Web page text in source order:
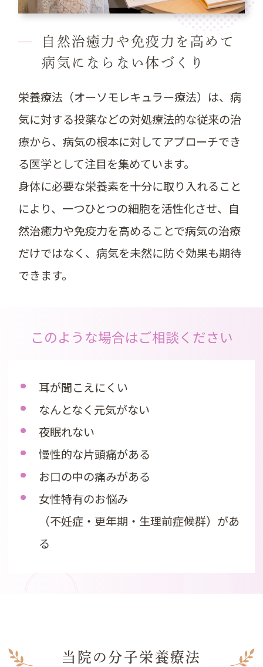
自然治癒力や免疫力を高めて
病気にならない体づくり
栄養療法（オーソモレキュラー療法）は、病
気に対する投薬などの対処療法的な従来の治
療から、病気の根本に対してアプローチでき
る医学として注目を集めています。
身体に必要な栄養素を十分に取り入れること
により、一つひとつの細胞を活性化させ、自
然治癒力や免疫力を高めることで病気の治療
だけではなく、病気を未然に防ぐ効果も期待
できます。
このような場合はご相談ください
耳が聞こえにくい
なんとなく元気がない
夜眠れない
慢性的な片頭痛がある
お口の中の痛みがある
女性特有のお悩み
（不妊症・更年期・生理前症候群）があ
る
当院の分子栄養療法